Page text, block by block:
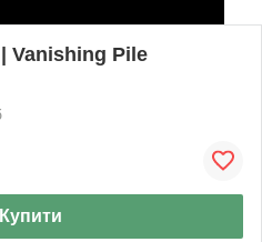
Vanishing Pile
Купити